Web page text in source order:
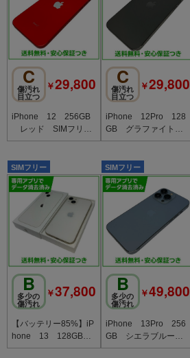
C
傷汚れ
目立つ
￥29,800
iPhone 12 256GB
レッド SIMフリ
ー ソフトバンク版
C
傷汚れ
目立つ
￥29,800
iPhone 12Pro 128
GB グラファイト S
IMフリー au版
SIMフリー
B
多少の
傷汚れ
￥37,800
【バッテリー85%】iP
hone 13 128GB
スターライト SIMフ
SIMフリー
B
多少の
傷汚れ
￥49,800
iPhone 13Pro 256
GB シエラブルー S
IMフリー ドコモ版